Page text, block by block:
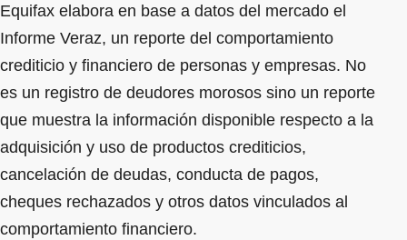
Equifax elabora en base a datos del mercado el
Informe Veraz, un reporte del comportamiento
crediticio y financiero de personas y empresas. No
es un registro de deudores morosos sino un reporte
que muestra la información disponible respecto a la
adquisición y uso de productos crediticios,
cancelación de deudas, conducta de pagos,
cheques rechazados y otros datos vinculados al
comportamiento financiero.